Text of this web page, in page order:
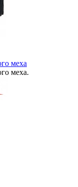
меха
меха.